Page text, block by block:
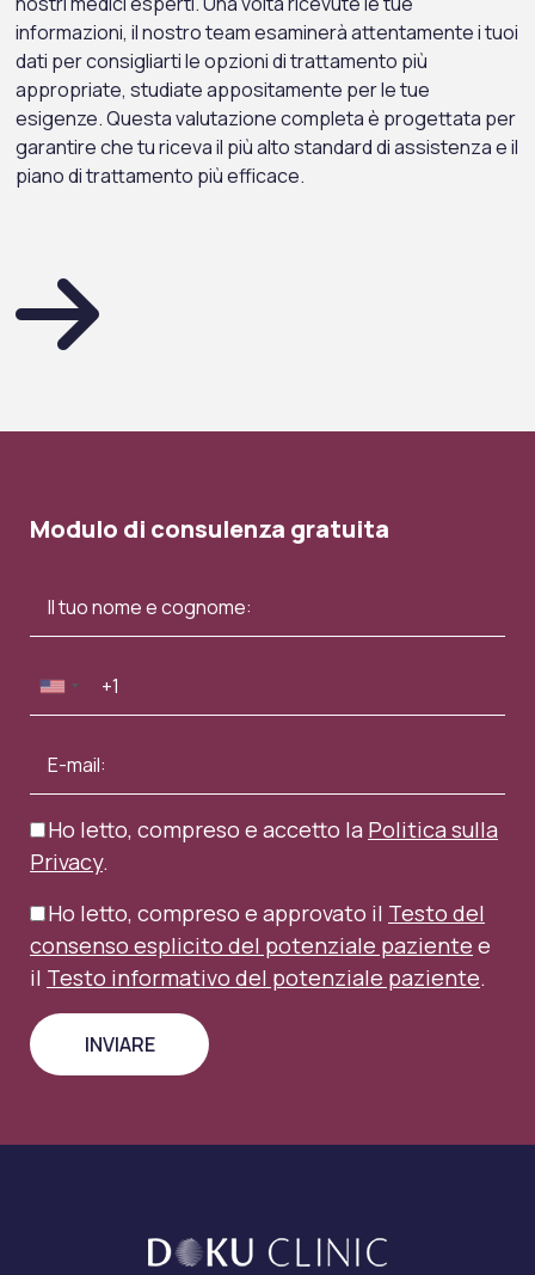
informazioni, il nostro team esaminerà attentamente i tuoi
dati per consigliarti le opzioni di trattamento più
appropriate, studiate appositamente per le tue
esigenze. Questa valutazione completa è progettata per
garantire che tu riceva il più alto standard di assistenza e il
piano di trattamento più efficace.
Modulo di consulenza gratuita
Ho letto, compreso e accetto la Politica sulla
Privacy.
Ho letto, compreso e approvato il Testo del
consenso esplicito del potenziale paziente e
il Testo informativo del potenziale paziente.